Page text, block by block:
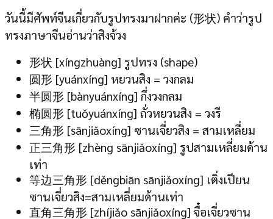
วันนี้มีศัพท์จีนเกี่ยวกับรูปทรงมาฝากค่ะ (形状) คำว่ารูป
ทรงภาษาจีนอ่านว่าสิงจ้วง
形状 [xíngzhuàng] รูปทรง (shape)
圆形 [yuánxíng] หยวนสิง = วงกลม
半圆形 [bànyuánxíng] กึ่งวงกลม
椭圆形 [tuǒyuánxíng] ถั่วหยวนสิง = วงรี
三角形 [sānjiǎoxíng] ซานเจี่ยวสิง = สามเหลี่ยม
正三角形 [zhèng sānjiǎoxíng] รูปสามเหลี่ยมด้าน
เท่า
等边三角形 [děngbiān sānjiǎoxíng] เติ่งเปียน
ซานเจี่ยวสิง=สามเหลี่ยมด้านเท่า
直角三角形 [zhíjiǎo sānjiǎoxíng] จื๋อเจี่ยวซาน